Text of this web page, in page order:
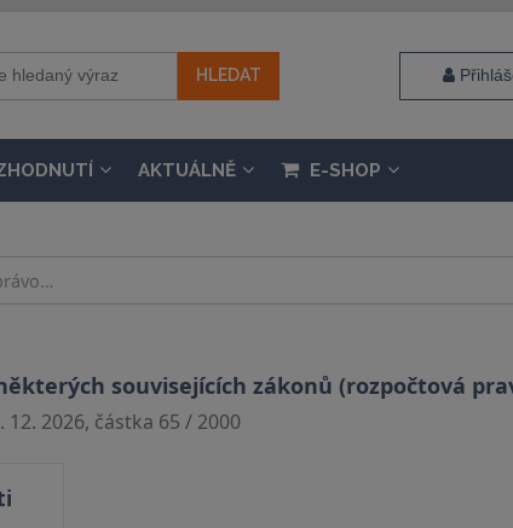
AKTUÁLNĚ E-SHOP
souvisejících zákonů (rozpočtová
2026, částka 65 / 2000